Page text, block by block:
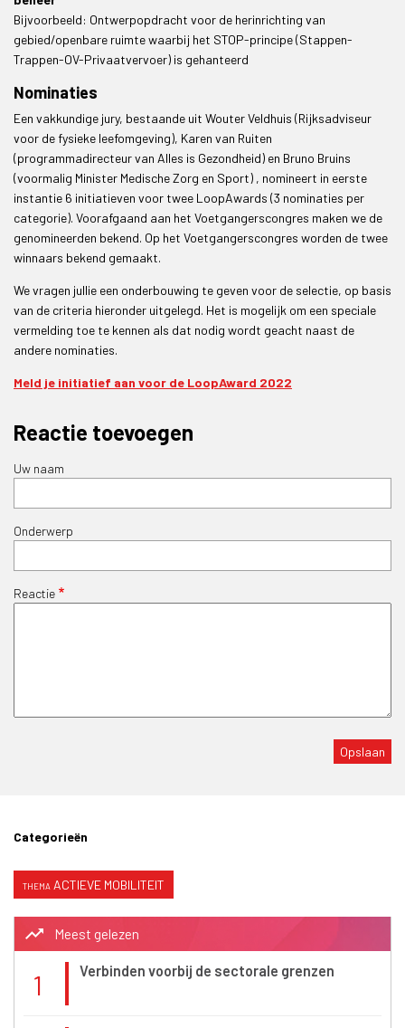
Bijvoorbeeld: Ontwerpopdracht voor de herinrichting van
gebied/openbare ruimte waarbij het STOP-principe (Stappen-
Trappen-OV-Privaatvervoer) is gehanteerd
Nominaties
Een vakkundige jury, bestaande uit Wouter Veldhuis (Rijksadviseur
voor de fysieke leefomgeving), Karen van Ruiten
(programmadirecteur van Alles is Gezondheid) en Bruno Bruins
(voormalig Minister Medische Zorg en Sport) , nomineert in eerste
instantie 6 initiatieven voor twee LoopAwards (3 nominaties per
categorie). Voorafgaand aan het Voetgangerscongres maken we de
genomineerden bekend. Op het Voetgangerscongres worden de twee
winnaars bekend gemaakt.
We vragen jullie een onderbouwing te geven voor de selectie, op basis
van de criteria hieronder uitgelegd. Het is mogelijk om een speciale
vermelding toe te kennen als dat nodig wordt geacht naast de
andere nominaties.
Meld je initiatief aan voor de LoopAward 2022
Reactie toevoegen
Uw naam
Onderwerp
Reactie
Categorieën
ACTIEVE MOBILITEIT
trending_up Meest gelezen
1 Verbinden voorbij de sectorale grenzen